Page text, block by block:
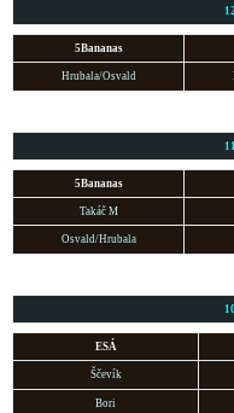
5Bananas
Hrubala/Osvald
5Bananas
Takáč M
Osvald/Hrubala
ESÁ
Ščevík
Bori